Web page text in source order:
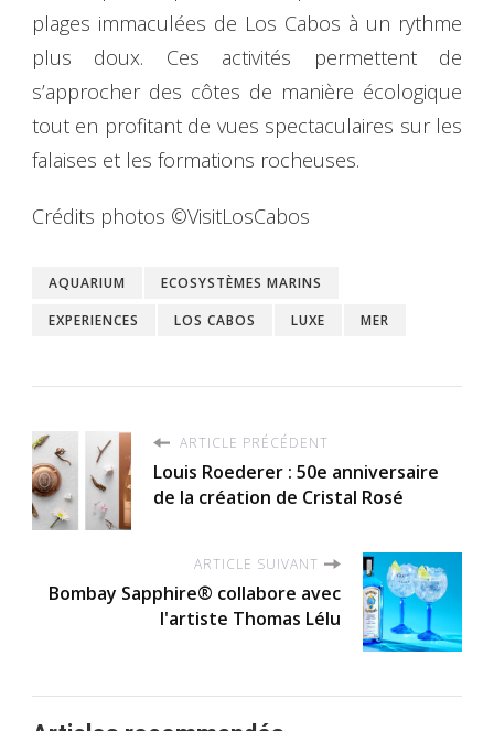
plages immaculées de Los Cabos à un rythme
plus doux. Ces activités permettent de
s’approcher des côtes de manière écologique
tout en profitant de vues spectaculaires sur les
falaises et les formations rocheuses.
Crédits photos ©VisitLosCabos
AQUARIUM
ECOSYSTÈMES MARINS
EXPERIENCES
LOS CABOS LUXE MER
ARTICLE PRÉCÉDENT
Louis Roederer : 50e anniversaire
de la création de Cristal Rosé
ARTICLE SUIVANT
Bombay Sapphire® collabore avec
l'artiste Thomas Lélu